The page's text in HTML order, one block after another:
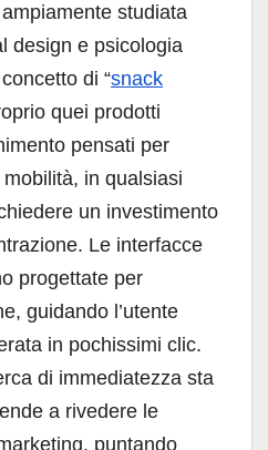
studiata
design e psicologia
di “snack
quei prodotti
pensati per
in qualsiasi
un investimento
Le interfacce
progettate per
guidando l’utente
in pochissimi clic.
di immediatezza sta
a rivedere le
puntando